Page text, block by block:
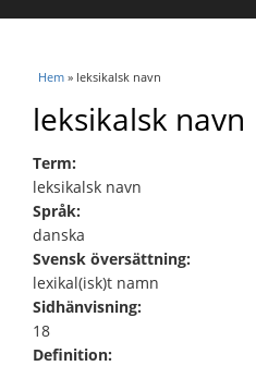
Du är här
Hem » leksikalsk navn
leksikalsk navn
Term:
leksikalsk navn
Språk:
danska
Svensk översättning:
lexikal(isk)t namn
Sidhänvisning:
18
Definition: